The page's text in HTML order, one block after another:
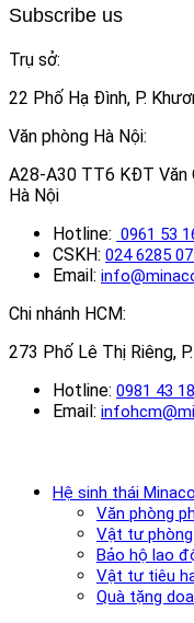
Subscribe us
Trụ sở:
22 Phố Hạ Đình, P.
Văn phòng Hà Nội:
A28-A30 TT6 KĐT Văn
Hà Nội
Hotline: 0961 53
CSKH: 024 6285
Email:
Chi nhánh HCM:
273 Phố Lê Thị Riêng,
Hotline: 0981 43
Email:
Hệ sinh thái Minaco
Văn phòng
Vật tư
Bảo hộ lao
Vật tư tiêu
Quà tặng